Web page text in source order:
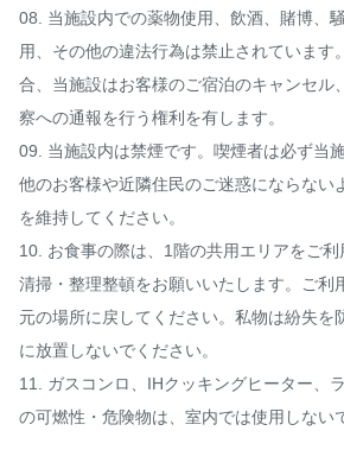
08. 当施設内での薬物使用、飲酒、賭博、
用、その他の違法行為は禁止されています
合、当施設はお客様のご宿泊のキャンセル
察への通報を行う権利を有します。
09. 当施設内は禁煙です。喫煙者は必ず当
他のお客様や近隣住民のご迷惑にならない
を維持してください。
10. お食事の際は、1階の共用エリアをご
清掃・整理整頓をお願いいたします。ご利
元の場所に戻してください。私物は紛失を
に放置しないでください。
11. ガスコンロ、IHクッキングヒーター、
の可燃性・危険物は、室内では使用しない